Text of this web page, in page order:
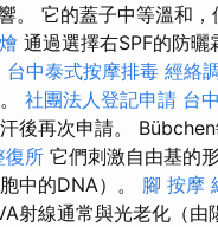
。 它的蓋子中等溫和
通過選擇右SPF的防
台中泰式按摩排毒 經絡
社團法人登記申請 台
後再次申請。
復所 它們刺激自由基的
中的DNA）。 腳 按摩
射線通常與光老化（